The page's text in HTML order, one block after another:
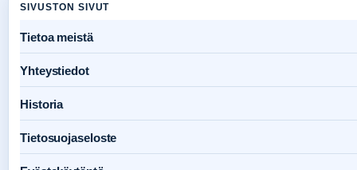
SIVUSTON SIVUT
Tietoa meistä
Yhteystiedot
Historia
Tietosuojaseloste